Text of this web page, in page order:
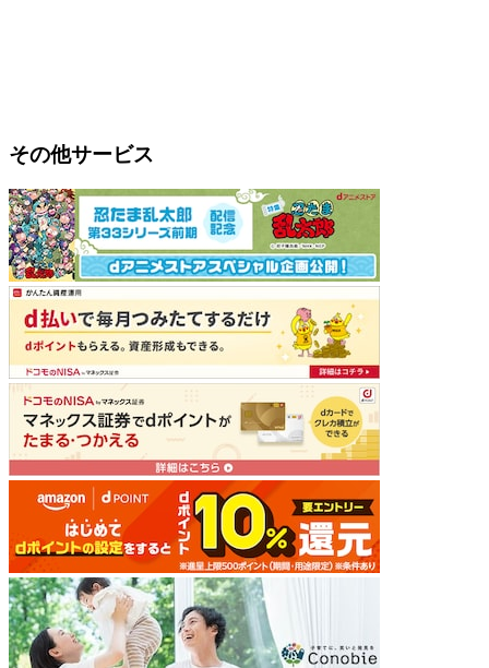
その他サービス